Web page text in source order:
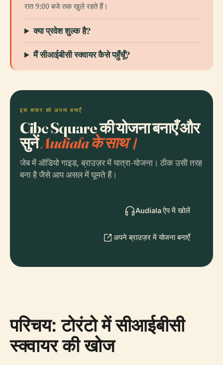
रात 9:00 बजे तक खुले रहते हैं।
क्या प्रवेश शुल्क है?
मैं सीआईबीसी स्क्वायर कैसे पहुँचूँ?
इस सफर को अपना बनाएँ
Cibc Square की योजना बनाएँ और
सुनेंAudiala के साथ।
जेब में ऑडियो गाइड, ब्राउज़र में यात्रा-योजना। ठीक उसी तरह
बना है जैसे आप असल में घूमते हैं।
Audiala ऐप में खोलें
अपने ब्राउज़र में योजना बनाएँ
परिचय: टोरंटो में सीआईबीसी
स्क्वायर की खोज